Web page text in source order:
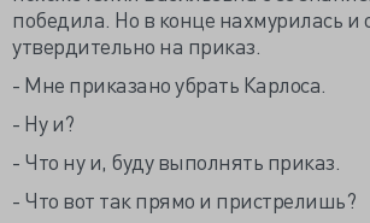
победила. Но в конце нахмурилась и
утвердительно на приказ.
- Мне приказано убрать Карлоса.
- Ну и?
- Что ну и, буду выполнять приказ.
- Что вот так прямо и пристрелишь?